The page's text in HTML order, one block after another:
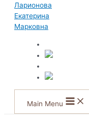
Main Menu